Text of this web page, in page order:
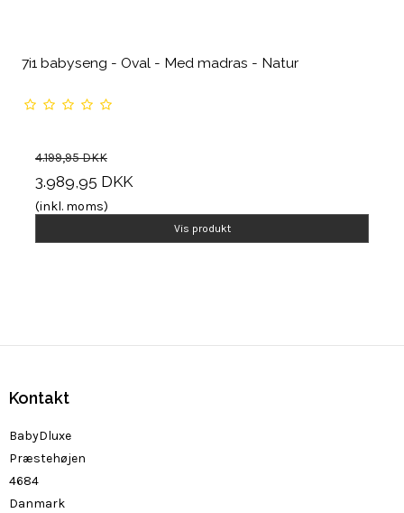
7i1 babyseng - Oval - Med madras - Natur
4.199,95 DKK
3.989,95 DKK
(inkl. moms)
Vis produkt
Kontakt
BabyDluxe
Præstehøjen
4684
Danmark